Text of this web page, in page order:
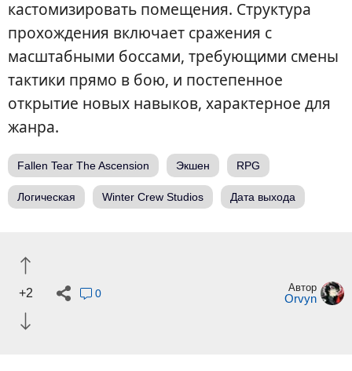
кастомизировать помещения. Структура
прохождения включает сражения с
масштабными боссами, требующими смены
тактики прямо в бою, и постепенное
открытие новых навыков, характерное для
жанра.
Fallen Tear The Ascension Экшен RPG
Логическая Winter Crew Studios Дата выхода
+2 0 Автор
Orvyn